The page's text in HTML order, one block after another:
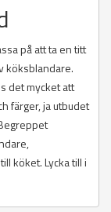
på att ta en titt
köksblandare.
det mycket att
färger, ja utbudet
köket. Lycka till i